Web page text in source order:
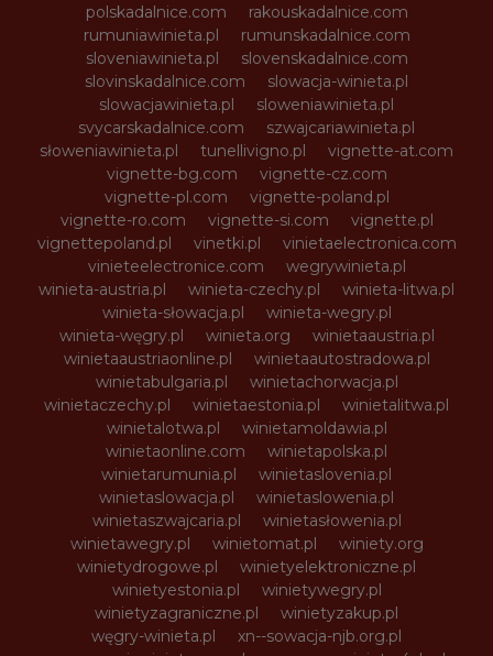
polskadalnice.com
rakouskadalnice.com
rumuniawinieta.pl
rumunskadalnice.com
sloveniawinieta.pl
slovenskadalnice.com
slovinskadalnice.com
slowacja-winieta.pl
slowacjawinieta.pl
sloweniawinieta.pl
svycarskadalnice.com
szwajcariawinieta.pl
słoweniawinieta.pl
tunellivigno.pl
vignette-at.com
vignette-bg.com
vignette-cz.com
vignette-pl.com
vignette-poland.pl
vignette-ro.com
vignette-si.com
vignette.pl
vignettepoland.pl
vinetki.pl
vinietaelectronica.com
vinieteelectronice.com
wegrywinieta.pl
winieta-austria.pl
winieta-czechy.pl
winieta-litwa.pl
winieta-słowacja.pl
winieta-wegry.pl
winieta-węgry.pl
winieta.org
winietaaustria.pl
winietaaustriaonline.pl
winietaautostradowa.pl
winietabulgaria.pl
winietachorwacja.pl
winietaczechy.pl
winietaestonia.pl
winietalitwa.pl
winietalotwa.pl
winietamoldawia.pl
winietaonline.com
winietapolska.pl
winietarumunia.pl
winietaslovenia.pl
winietaslowacja.pl
winietaslowenia.pl
winietaszwajcaria.pl
winietasłowenia.pl
winietawegry.pl
winietomat.pl
winiety.org
winietydrogowe.pl
winietyelektroniczne.pl
winietyestonia.pl
winietywegry.pl
winietyzagraniczne.pl
winietyzakup.pl
węgry-winieta.pl
xn--sowacja-njb.org.pl